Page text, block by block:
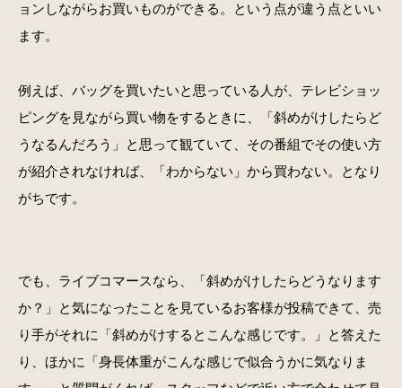
ョンしながらお買いものができる。という点が違う点といい
ます。
例えば、バッグを買いたいと思っている人が、テレビショッ
ピングを見ながら買い物をするときに、「斜めがけしたらど
うなるんだろう」と思って観ていて、その番組でその使い方
が紹介されなければ、「わからない」から買わない。となり
がちです。
でも、ライブコマースなら、「斜めがけしたらどうなります
か？」と気になったことを見ているお客様が投稿できて、売
り手がそれに「斜めがけするとこんな感じです。」と答えた
り、ほかに「身長体重がこんな感じで似合うかに気なりま